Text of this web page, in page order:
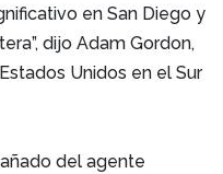
en San Diego y
dijo Adam Gordon,
Unidos en el Sur
del agente